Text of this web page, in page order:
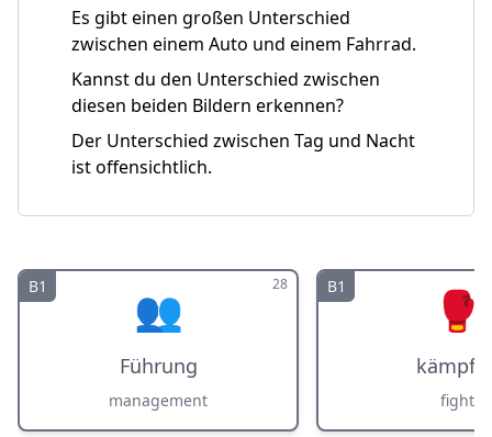
Es gibt einen großen Unterschied
zwischen einem Auto und einem Fahrrad.
Kannst du den Unterschied zwischen
diesen beiden Bildern erkennen?
Der Unterschied zwischen Tag und Nacht
ist offensichtlich.
B1 28
👥
Führung
management
B1 🥊
fight